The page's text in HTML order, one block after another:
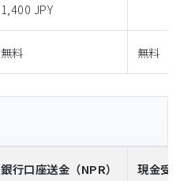
1,400 JPY
無料 無料
銀行口座送金 （NPR） 現金受